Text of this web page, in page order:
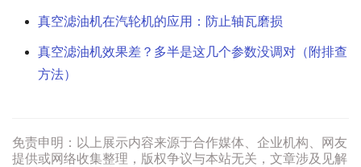
真空滤油机在汽轮机的应用：防止轴瓦磨损
真空滤油机效果差？多半是这几个参数没调对（附排查
方法）
免责申明：以上展示内容来源于合作媒体、企业机构、网友
提供或网络收集整理，版权争议与本站无关，文章涉及见解